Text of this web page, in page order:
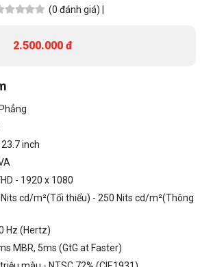
(0 đánh giá) |
2.500.000 đ
inch
- 1920 x 1080
cd/m²(Tối thiểu) - 250 Nits cd/m²(Thông
Hz (Hertz)
MBR, 5ms (GtG at Faster)